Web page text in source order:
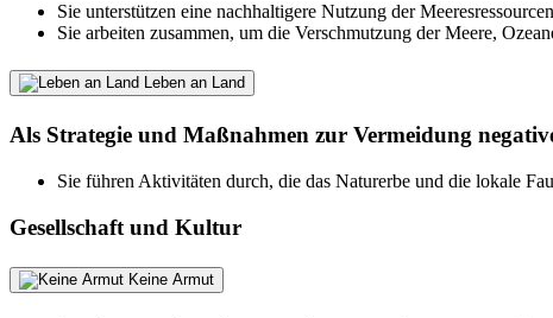
Sie unterstützen eine nachhaltigere Nutzung der
Sie arbeiten zusammen, um die Verschmutzung der Meere,
Leben an Land
Als Strategie und Maßnahmen zur Vermeidung
Sie führen Aktivitäten durch, die das Naturerbe und die lokale
Gesellschaft und Kultur
Keine Armut